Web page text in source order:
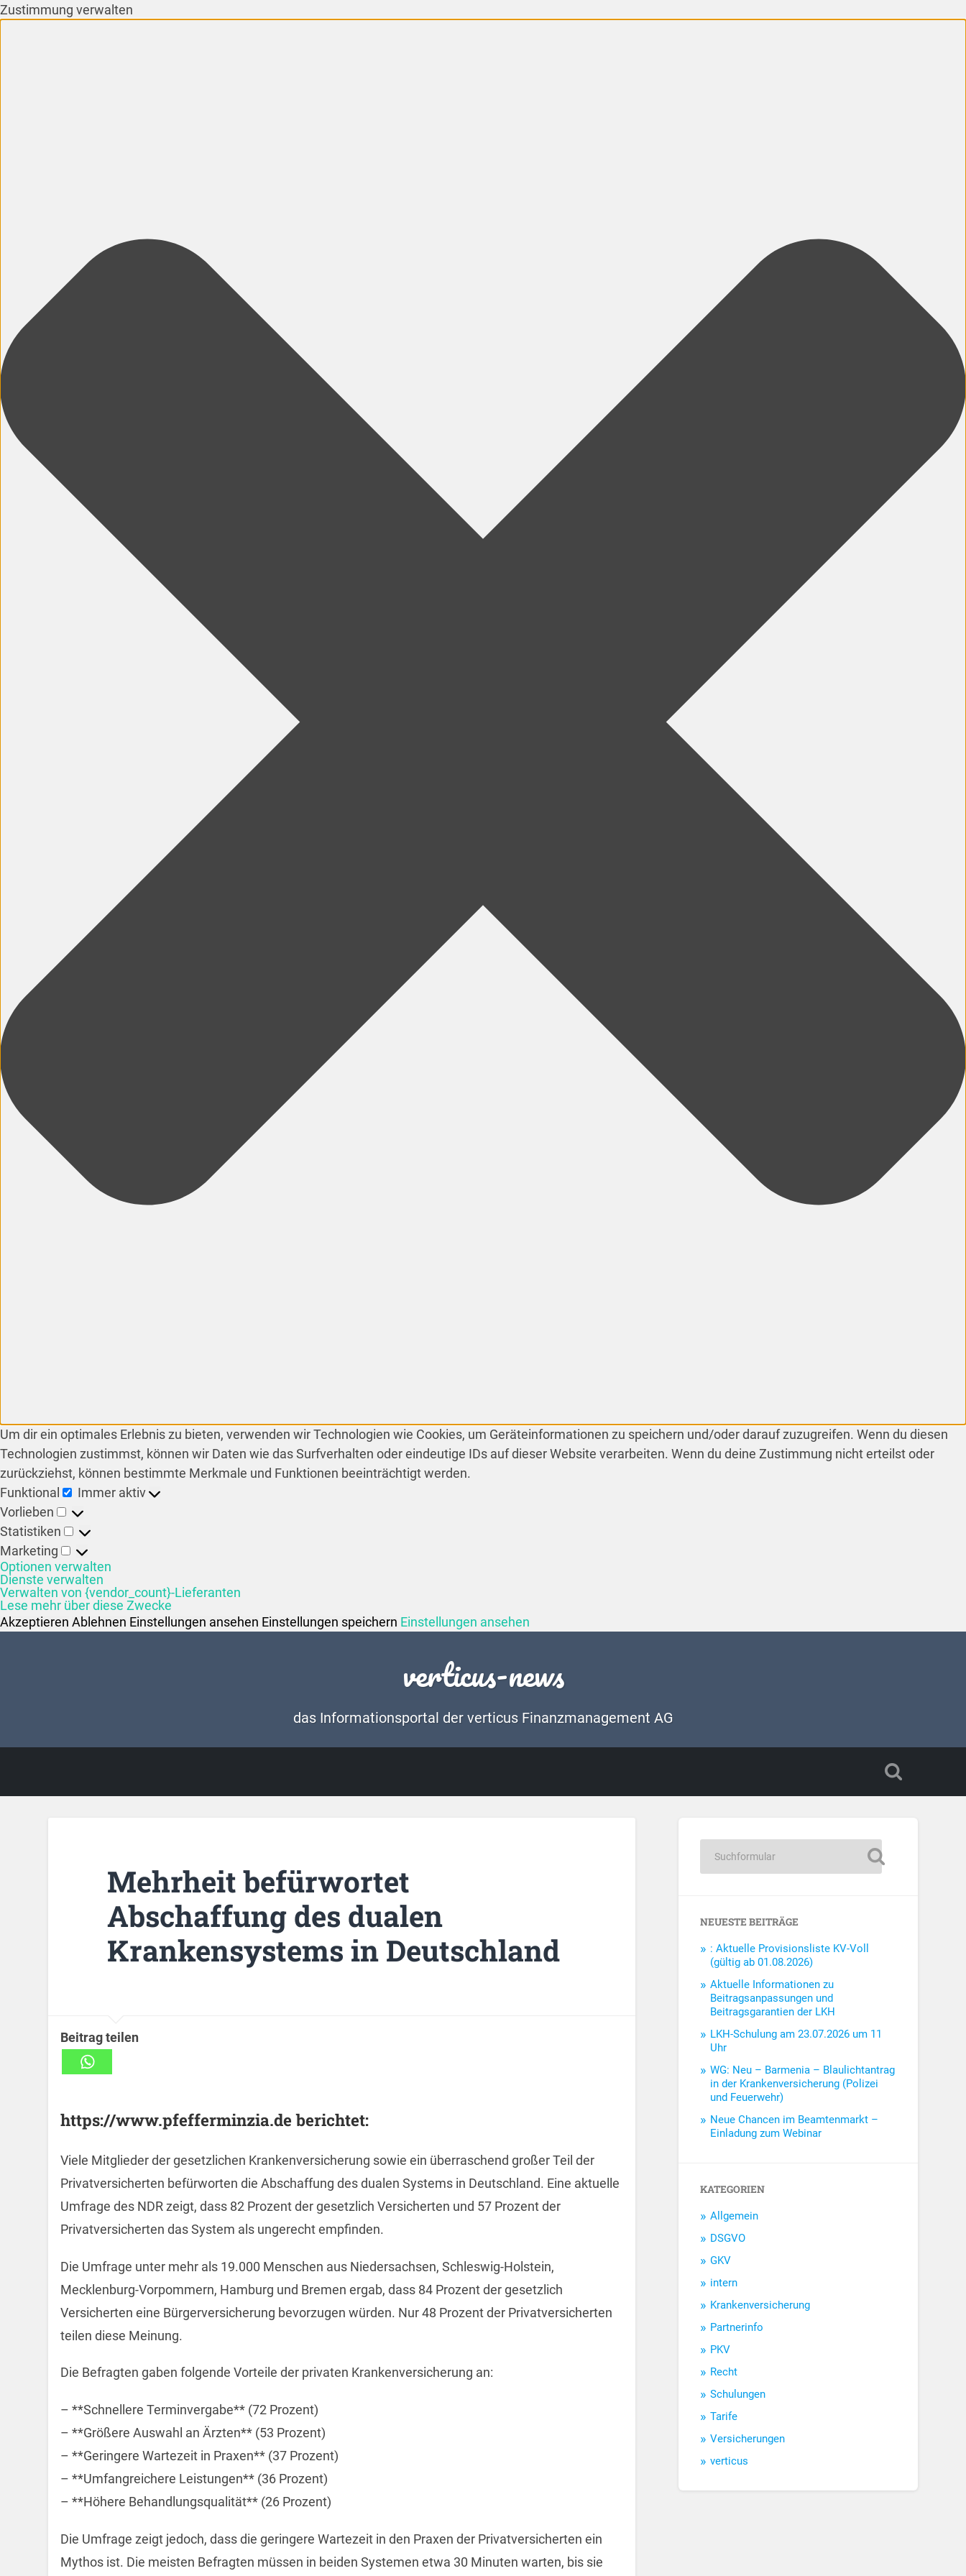
Zustimmung verwalten
Um dir ein optimales Erlebnis zu bieten, verwenden wir Technologien wie Cookies, um Geräteinformationen zu speichern und/oder darauf zuzugreifen. Wenn du diesen
Technologien zustimmst, können wir Daten wie das Surfverhalten oder eindeutige IDs auf dieser Website verarbeiten. Wenn du deine Zustimmung nicht erteilst oder
zurückziehst, können bestimmte Merkmale und Funktionen beeinträchtigt werden.
Funktional
Immer aktiv
Vorlieben
Statistiken
Marketing
Optionen verwalten
Dienste verwalten
Verwalten von {vendor_count}-Lieferanten
Lese mehr über diese Zwecke
Akzeptieren Ablehnen Einstellungen ansehen Einstellungen speichern Einstellungen ansehen
verticus-news
das Informationsportal der verticus Finanzmanagement AG
Mehrheit befürwortet
Abschaffung des dualen
Krankensystems in Deutschland
Beitrag teilen
https://www.pfefferminzia.de berichtet:
Viele Mitglieder der gesetzlichen Krankenversicherung sowie ein überraschend großer Teil der
Privatversicherten befürworten die Abschaffung des dualen Systems in Deutschland. Eine aktuelle
Umfrage des NDR zeigt, dass 82 Prozent der gesetzlich Versicherten und 57 Prozent der
Privatversicherten das System als ungerecht empfinden.
Die Umfrage unter mehr als 19.000 Menschen aus Niedersachsen, Schleswig-Holstein,
Mecklenburg-Vorpommern, Hamburg und Bremen ergab, dass 84 Prozent der gesetzlich
Versicherten eine Bürgerversicherung bevorzugen würden. Nur 48 Prozent der Privatversicherten
teilen diese Meinung.
Die Befragten gaben folgende Vorteile der privaten Krankenversicherung an:
– **Schnellere Terminvergabe** (72 Prozent)
– **Größere Auswahl an Ärzten** (53 Prozent)
– **Geringere Wartezeit in Praxen** (37 Prozent)
– **Umfangreichere Leistungen** (36 Prozent)
– **Höhere Behandlungsqualität** (26 Prozent)
Die Umfrage zeigt jedoch, dass die geringere Wartezeit in den Praxen der Privatversicherten ein
Mythos ist. Die meisten Befragten müssen in beiden Systemen etwa 30 Minuten warten, bis sie
NEUESTE BEITRÄGE
: Aktuelle Provisionsliste KV-Voll
(gültig ab 01.08.2026)
Aktuelle Informationen zu
Beitragsanpassungen und
Beitragsgarantien der LKH
LKH-Schulung am 23.07.2026 um 11
Uhr
WG: Neu – Barmenia – Blaulichtantrag
in der Krankenversicherung (Polizei
und Feuerwehr)
Neue Chancen im Beamtenmarkt –
Einladung zum Webinar
KATEGORIEN
Allgemein
DSGVO
GKV
intern
Krankenversicherung
Partnerinfo
PKV
Recht
Schulungen
Tarife
Versicherungen
verticus